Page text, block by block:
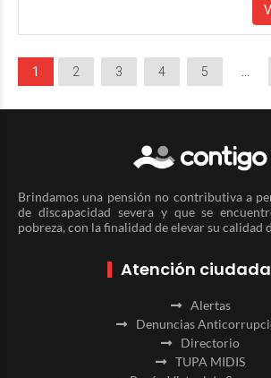
1 2 3 4 5
Brindamos una pensión no contributiva a
de discapacidad severa y que se
pobreza, con la finalidad de elevar su calidad
Atención
Alertas
Denuncias
Directorio
TUPA MIDIS